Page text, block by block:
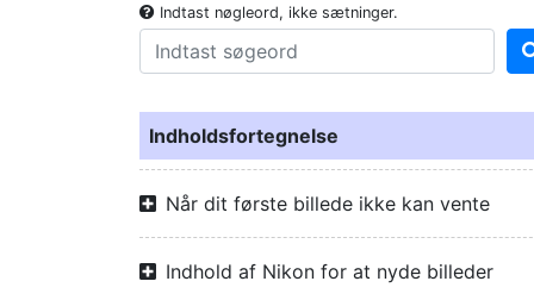
Indtast nøgleord, ikke sætninger.
Indholdsfortegnelse
Når dit første billede ikke kan vente
Indhold af Nikon for at nyde billeder